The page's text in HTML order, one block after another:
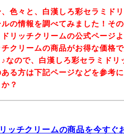
色々と、白漢しろ彩セラミド
ルの情報を調べてみました！そ
リッチクリームの公式ページ
チクリームの商品がお得な価格
♪なので、白漢しろ彩セラミドリ
る方は下記ページなどを参考
？
ッチクリームの商品を今すぐ